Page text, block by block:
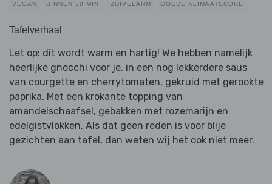
VEGAN BINNEN 30 MIN. ZUIVELARM GOEDE KLIMAATSCORE
Tafelverhaal
Let op: dit wordt warm en hartig! We hebben namelijk
heerlijke gnocchi voor je, in een nog lekkerdere saus
van courgette en cherrytomaten, gekruid met gerookte
paprika. Met een krokante topping van
amandelschaafsel, gebakken met rozemarijn en
edelgistvlokken. Als dat geen reden is voor blije
gezichten aan tafel, dan weten wij het ook niet meer.